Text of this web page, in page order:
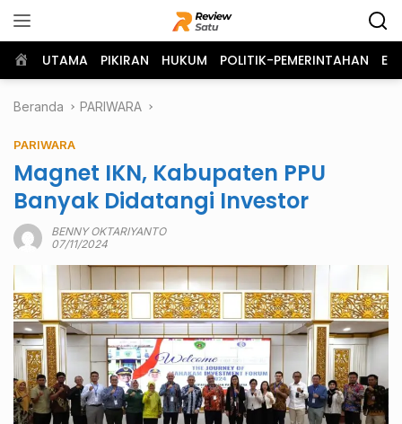
ke
Home
UTAMA PIKIRAN HUKUM POLITIK-PEMERINTAHAN
Beranda PARIWARA
PARIWARA
Magnet IKN, Kabupaten PPU
Banyak Didatangi Investor
BENNY OKTARIYANTO
07/11/2024